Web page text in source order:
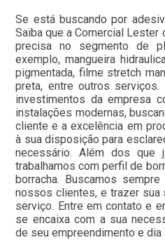
Se está buscando por
Saiba que a Comercial
precisa no segmento de
exemplo, mangueira
pigmentada, filme stretch
preta, entre outros
investimentos da empresa
instalações modernas,
cliente e a excelência em
à sua disposição para
necessário. Além dos que
trabalhamos com perfil de
borracha. Buscamos
nossos clientes, e trazer sua
serviço. Entre em contato e
se encaixa com a sua
de seu empreendimento e dia